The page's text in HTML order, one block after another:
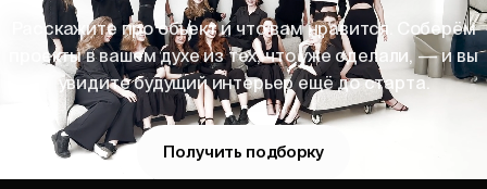
Расскажите про объект и что вам нравится. Соберём
проекты в вашем духе из тех, что уже сделали, — и вы
увидите будущий интерьер ещё до старта.
Получить подборку